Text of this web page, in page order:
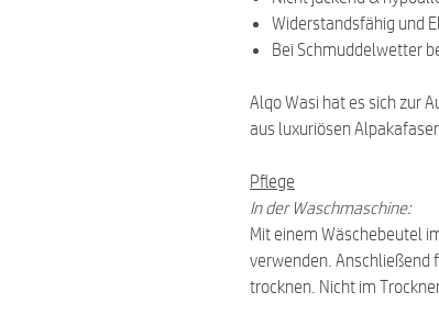
Widerstandsfähig und
Bei Schmuddelwetter
Alqo Wasi hat es sich zur
aus luxuriösen
Pflege
In der Waschmaschine:
Mit einem Wäschebeutel
verwenden. Anschließend
trocknen. Nicht im